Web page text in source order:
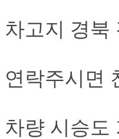
차고지 경북
연락주시면
차량 시승도